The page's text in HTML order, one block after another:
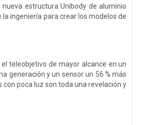
estructura Unibody de aluminio
ingeniería para crear los modelos de
teleobjetivo de mayor alcance en un
generación y un sensor un 56 % más
poca luz son toda una revelación y